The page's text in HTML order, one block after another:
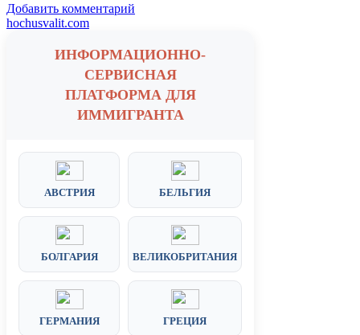
Добавить комментарий
hochusvalit.com
ИНФОРМАЦИОННО-
СЕРВИСНАЯ
ПЛАТФОРМА ДЛЯ
ИММИГРАНТА
АВСТРИЯ БЕЛЬГИЯ
БОЛГАРИЯ ВЕЛИКОБРИТАНИЯ
ГЕРМАНИЯ ГРЕЦИЯ